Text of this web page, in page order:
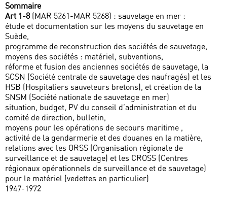
Sommaire
Art 1-8 (MAR 5261-MAR 5268) : sauvetage en mer :
étude et documentation sur les moyens du sauvetage en
Suède,
programme de reconstruction des sociétés de sauvetage,
moyens des sociétés : matériel, subventions,
réforme et fusion des anciennes sociétés de sauvetage, la
SCSN (Société centrale de sauvetage des naufragés) et les
HSB (Hospitaliers sauveteurs bretons), et création de la
SNSM (Société nationale de sauvetage en mer)
situation, budget, PV du conseil d’administration et du
comité de direction, bulletin,
moyens pour les opérations de secours maritime ,
activité de la gendarmerie et des douanes en la matière,
relations avec les ORSS (Organisation régionale de
surveillance et de sauvetage) et les CROSS (Centres
régionaux opérationnels de surveillance et de sauvetage)
pour le matériel (vedettes en particulier)
1947-1972